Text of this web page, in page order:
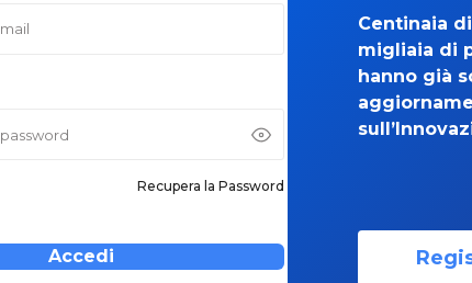
Recupera la Password
Accedi
Centinaia
migliaia di
hanno già